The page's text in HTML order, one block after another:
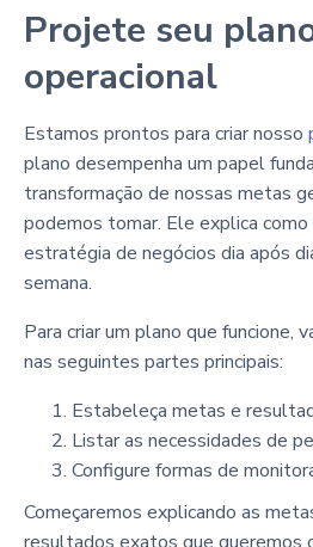
Projete seu
operacional
Estamos prontos para criar nosso
plano desempenha um papel
transformação de nossas metas
podemos tomar. Ele explica
estratégia de negócios dia após
semana.
Para criar um plano que funcione,
nas seguintes partes principais:
Estabeleça metas e
Listar as necessidades de
Configure formas de
Começaremos explicando as